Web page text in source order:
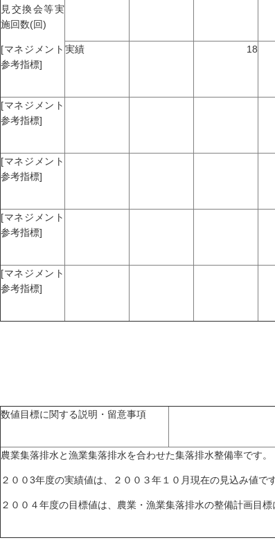
見交換会等実
施回数(回)
[マネジメント
参考指標]
実績 18
[マネジメント
参考指標]
[マネジメント
参考指標]
[マネジメント
参考指標]
[マネジメント
参考指標]
数値目標に関する説明・留意事項
農業集落排水と漁業集落排水を合わせた集落排水整備率です。
２００3年度の実績値は、２００３年１０月現在の見込み値です
２００４年度の目標値は、農業・漁業集落排水の整備計画目標